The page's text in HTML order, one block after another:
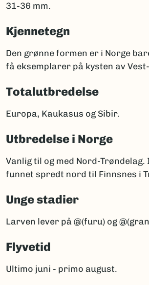
31-36 mm.
Kjennetegn
Den grønne formen er i Norge
få eksemplarer på kysten av
Totalutbredelse
Europa, Kaukasus og Sibir.
Utbredelse i Norge
Vanlig til og med Nord-Trøndelag.
funnet spredt nord til Finnsnes i
Unge stadier
Larven lever på @(furu) og
Flyvetid
Ultimo juni - primo august.